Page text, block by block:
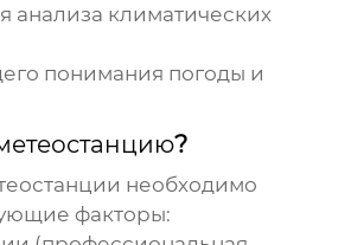
анализа климатических
понимания погоды и
?
необходимо
факторы: